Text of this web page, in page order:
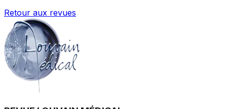
Retour aux revues